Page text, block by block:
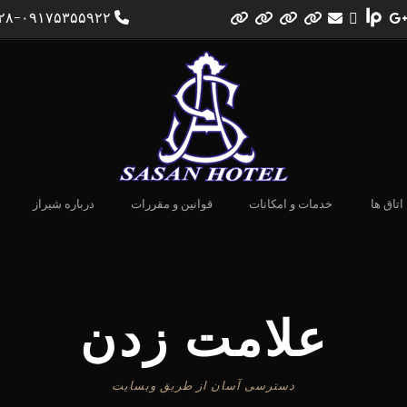
اتاق ها خدمات و امکانات قوانین و مقررات درباره شیراز
علامت زدن
دسترسی آسان از طریق وبسایت